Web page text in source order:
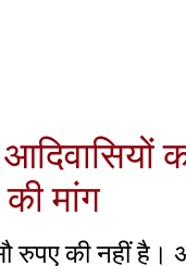
मांग
सौ रुपए की नहीं